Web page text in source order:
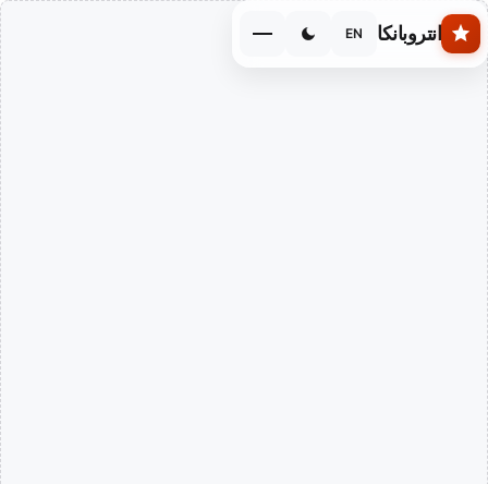
Skip to main content
انتروبانكا EN